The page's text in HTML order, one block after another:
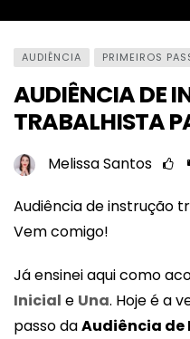
AUDIÊNCIA PRIMEIROS
AUDIÊNCIA DE
TRABALHISTA
Melissa Santos
Audiência de instrução
Vem comigo!
Já ensinei aqui como
Inicial e Una. Hoje é a
passo daAudiência de